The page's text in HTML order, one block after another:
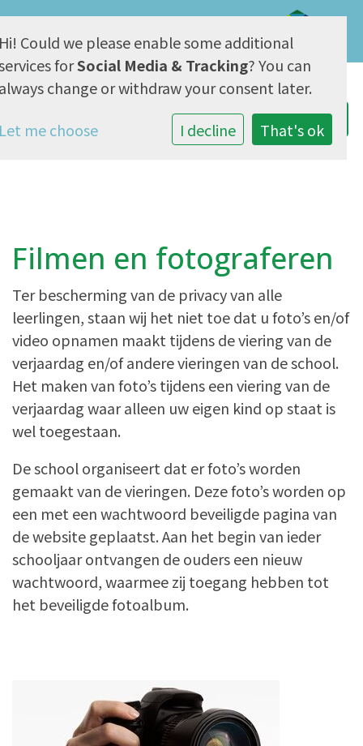
AVG & Privacy
Filmen en fotograferen
Ter bescherming van de privacy van alle
leerlingen, staan wij het niet toe dat u foto’s en/of
video opnamen maakt tijdens de viering van de
verjaardag en/of andere vieringen van de school.
Het maken van foto’s tijdens een viering van de
verjaardag waar alleen uw eigen kind op staat is
wel toegestaan.
De school organiseert dat er foto’s worden
gemaakt van de vieringen. Deze foto’s worden op
een met een wachtwoord beveiligde pagina van
de website geplaatst. Aan het begin van ieder
schooljaar ontvangen de ouders een nieuw
wachtwoord, waarmee zij toegang hebben tot
het beveiligde fotoalbum.
Could we please enable some additional
forSocial Media & Tracking? You can
change or withdraw your consent later.
me choose
I decline That's ok